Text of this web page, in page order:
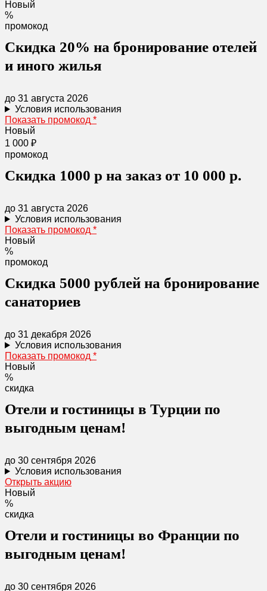
Новый
%
промокод
Скидка 20% на бронирование отелей
и иного жилья
до 31 августа 2026
Условия использования
Показать промокод *
Новый
1 000 ₽
промокод
Скидка 1000 р на заказ от 10 000 р.
до 31 августа 2026
Условия использования
Показать промокод *
Новый
%
промокод
Скидка 5000 рублей на бронирование
санаториев
до 31 декабря 2026
Условия использования
Показать промокод *
Новый
%
скидка
Отели и гостиницы в Турции по
выгодным ценам!
до 30 сентября 2026
Условия использования
Открыть акцию
Новый
%
скидка
Отели и гостиницы во Франции по
выгодным ценам!
до 30 сентября 2026